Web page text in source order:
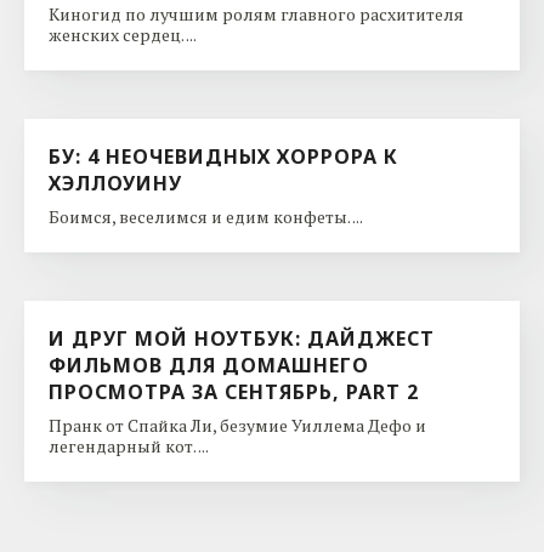
Киногид по лучшим ролям главного расхитителя
женских сердец. ...
БУ: 4 НЕОЧЕВИДНЫХ ХОРРОРА К
ХЭЛЛОУИНУ
Боимся, веселимся и едим конфеты. ...
И ДРУГ МОЙ НОУТБУК: ДАЙДЖЕСТ
ФИЛЬМОВ ДЛЯ ДОМАШНЕГО
ПРОСМОТРА ЗА СЕНТЯБРЬ, PART 2
Пранк от Спайка Ли, безумие Уиллема Дефо и
легендарный кот. ...